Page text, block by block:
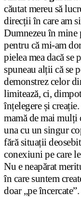
căutat mereu să
direcții în care am
Dumnezeu în mine
pentru că mi-am
pielea mea dacă se
spuneau alții că se
demonstrez celor
limitează, ci,
înțelegere și
mamă de mai mulți
una cu un singur
fără situații
conexiuni pe care
Nu e neapărat
în care suntem
doar „pe încercate”.